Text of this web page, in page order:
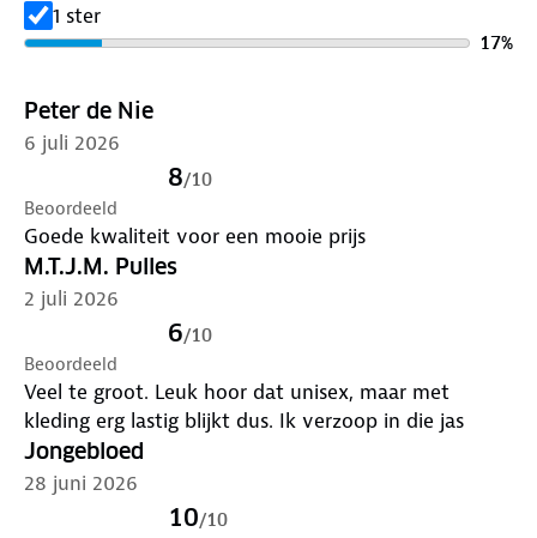
1 ster
17%
Peter de Nie
6 juli 2026
8/10
Beoordeeld
Goede kwaliteit voor een mooie prijs
M.T.J.M. Pulles
2 juli 2026
6/10
Beoordeeld
Veel te groot. Leuk hoor dat unisex, maar met
kleding erg lastig blijkt dus. Ik verzoop in die jas
Jongebloed
28 juni 2026
10/10